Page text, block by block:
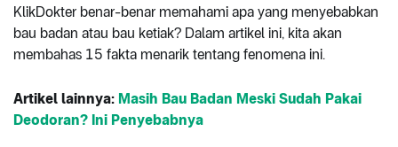
KlikDokter benar-benar memahami apa yang menyebabkan
bau badan atau bau ketiak? Dalam artikel ini, kita akan
membahas 15 fakta menarik tentang fenomena ini.
Artikel lainnya: Masih Bau Badan Meski Sudah Pakai
Deodoran? Ini Penyebabnya